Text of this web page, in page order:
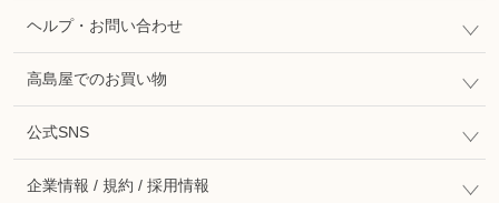
ヘルプ・お問い合わせ
高島屋でのお買い物
公式SNS
企業情報 / 規約 / 採用情報